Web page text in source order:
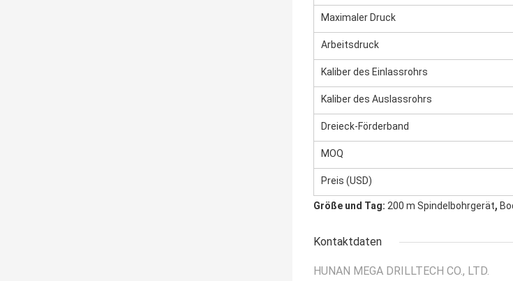
Maximaler Druck
Arbeitsdruck
Kaliber des Einlassrohrs
Kaliber des Auslassrohrs
Dreieck-Förderband
MOQ
Preis (USD)
Größe und Tag: 200 m Spindelbohrgerät,
Kontaktdaten
HUNAN MEGA DRILLTECH CO., LTD.